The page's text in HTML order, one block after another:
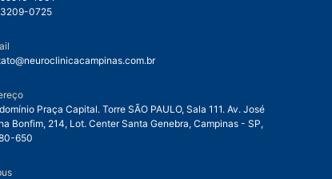
3209-0725
Praça Capital. Torre SÃO PAULO, Sala 111. Av. José
Bonfim, 214, Lot. Center Santa Genebra, Campinas - SP,
650